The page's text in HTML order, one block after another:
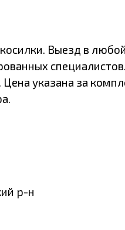
Выезд в любой
специалистов.
указана за
р-н